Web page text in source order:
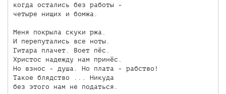
когда остались без работы -
четыре нищих и бомжа.
Меня покрыла скуки ржа.
И перепутались все ноты.
Гитара плачет. Воет пёс.
Христос надежду нам принёс.
Но взнос - душа. Но плата - рабство!
Такое блядство ... Никуда
без этого нам не податься.